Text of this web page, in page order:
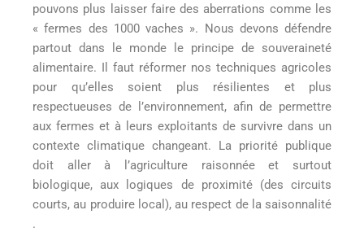
pouvons plus laisser faire des aberrations comme les
« fermes des 1000 vaches ». Nous devons défendre
partout dans le monde le principe de souveraineté
alimentaire. Il faut réformer nos techniques agricoles
pour qu’elles soient plus résilientes et plus
respectueuses de l’environnement, afin de permettre
aux fermes et à leurs exploitants de survivre dans un
contexte climatique changeant. La priorité publique
doit aller à l’agriculture raisonnée et surtout
biologique, aux logiques de proximité (des circuits
courts, au produire local), au respect de la saisonnalité
.